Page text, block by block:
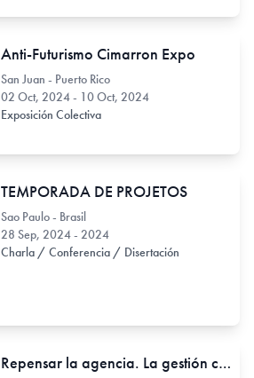
Anti-Futurismo Cimarron Expo
San Juan - Puerto Rico
02 Oct, 2024 - 10 Oct, 2024
Exposición Colectiva
TEMPORADA DE PROJETOS
Sao Paulo - Brasil
28 Sep, 2024 - 2024
Charla / Conferencia / Disertación
Repensar la agencia. La gestión cultural como gestión crítica de la cultura.